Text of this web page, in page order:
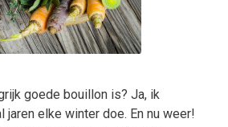
goede bouillon is? Ja, ik
jaren elke winter doe. En nu weer!